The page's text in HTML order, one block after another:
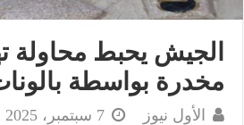
الجيش يحبط محاولة
مخدرة بواسطة
الأول نيوز 7 سبتمبر، 2025